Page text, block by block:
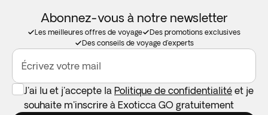
Abonnez-vous à notre newsletter
Les meilleures offres de voyage
Des promotions exclusives
Des conseils de voyage d'experts
Écrivez votre mail
J'ai lu et j'accepte la Politique de confidentialité et je
souhaite m'inscrire à Exoticca GO gratuitement